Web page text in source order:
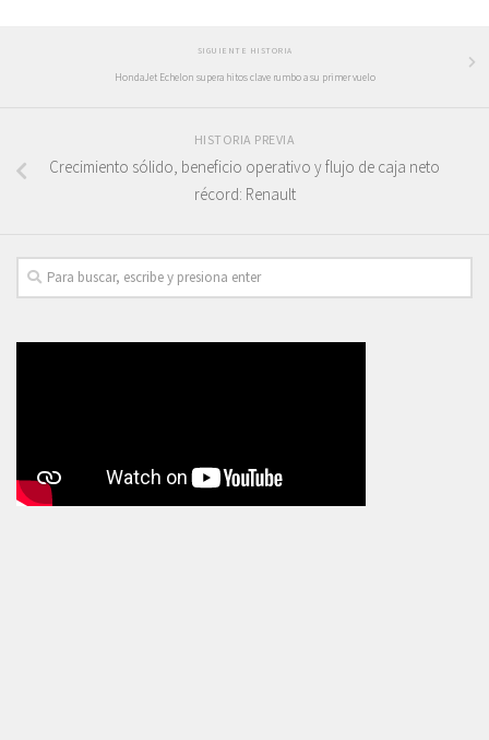
SIGUIENTE HISTORIA
HondaJet Echelon supera hitos clave rumbo a su primer vuelo
HISTORIA PREVIA
Crecimiento sólido, beneficio operativo y flujo de caja neto
récord: Renault